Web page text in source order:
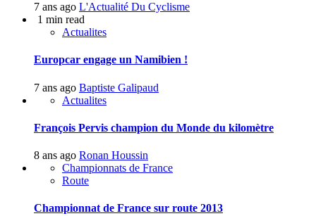
7 ans ago L'Actualité Du Cyclisme
1 min read
Actualites
Europcar engage un Namibien !
7 ans ago Baptiste Galipaud
Actualites
François Pervis champion du Monde du kilomètre
8 ans ago Ronan Houssin
Championnats de France
Route
Championnat de France sur route 2013